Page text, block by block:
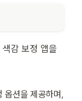
감 보정 앱을
옵션을 제공하며,